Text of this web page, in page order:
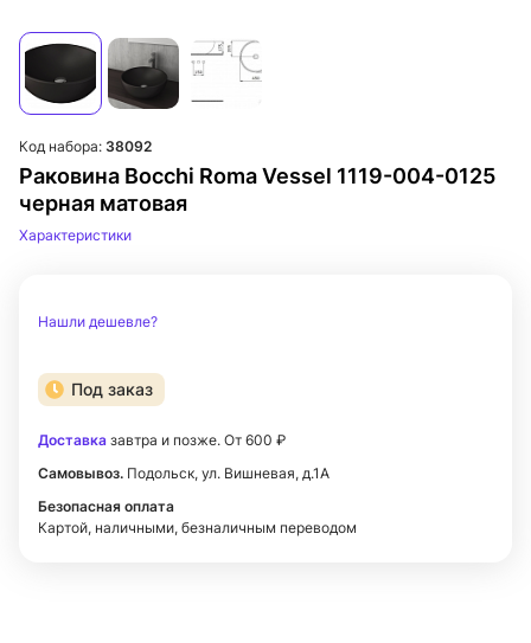
Раковина Bocchi Roma Vessel 1119-004-0125
черная матовая
Код набора: 38092
Характеристики
Нашли дешевле?
Под заказ
Доставка завтра и позже. От 600 ₽
Самовывоз. Подольск, ул. Вишневая, д.1А
Безопасная оплата
Картой, наличными, безналичным переводом